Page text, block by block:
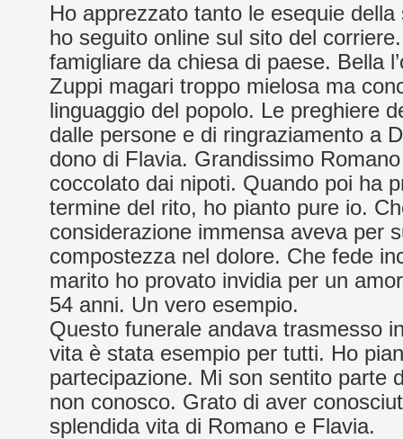
Ho apprezzato tanto le esequie
ho seguito online sul sito del
famigliare da chiesa di paese. Bella
Zuppi magari troppo mielosa ma
linguaggio del popolo. Le preghiere
dalle persone e di ringraziamento a
dono di Flavia. Grandissimo
coccolato dai nipoti. Quando poi ha
termine del rito, ho pianto pure io.
considerazione immensa aveva per
compostezza nel dolore. Che fede
marito ho provato invidia per un
54 anni. Un vero esempio.
Questo funerale andava trasmesso
vita è stata esempio per tutti. Ho
partecipazione. Mi son sentito parte
non conosco. Grato di aver
splendida vita di Romano e Flavia.